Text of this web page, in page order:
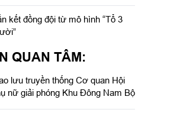
kết đồng đội từ mô hình “Tổ 3
QUAN TÂM:
lưu truyền thống Cơ quan Hội
nữ giải phóng Khu Đông Nam Bộ